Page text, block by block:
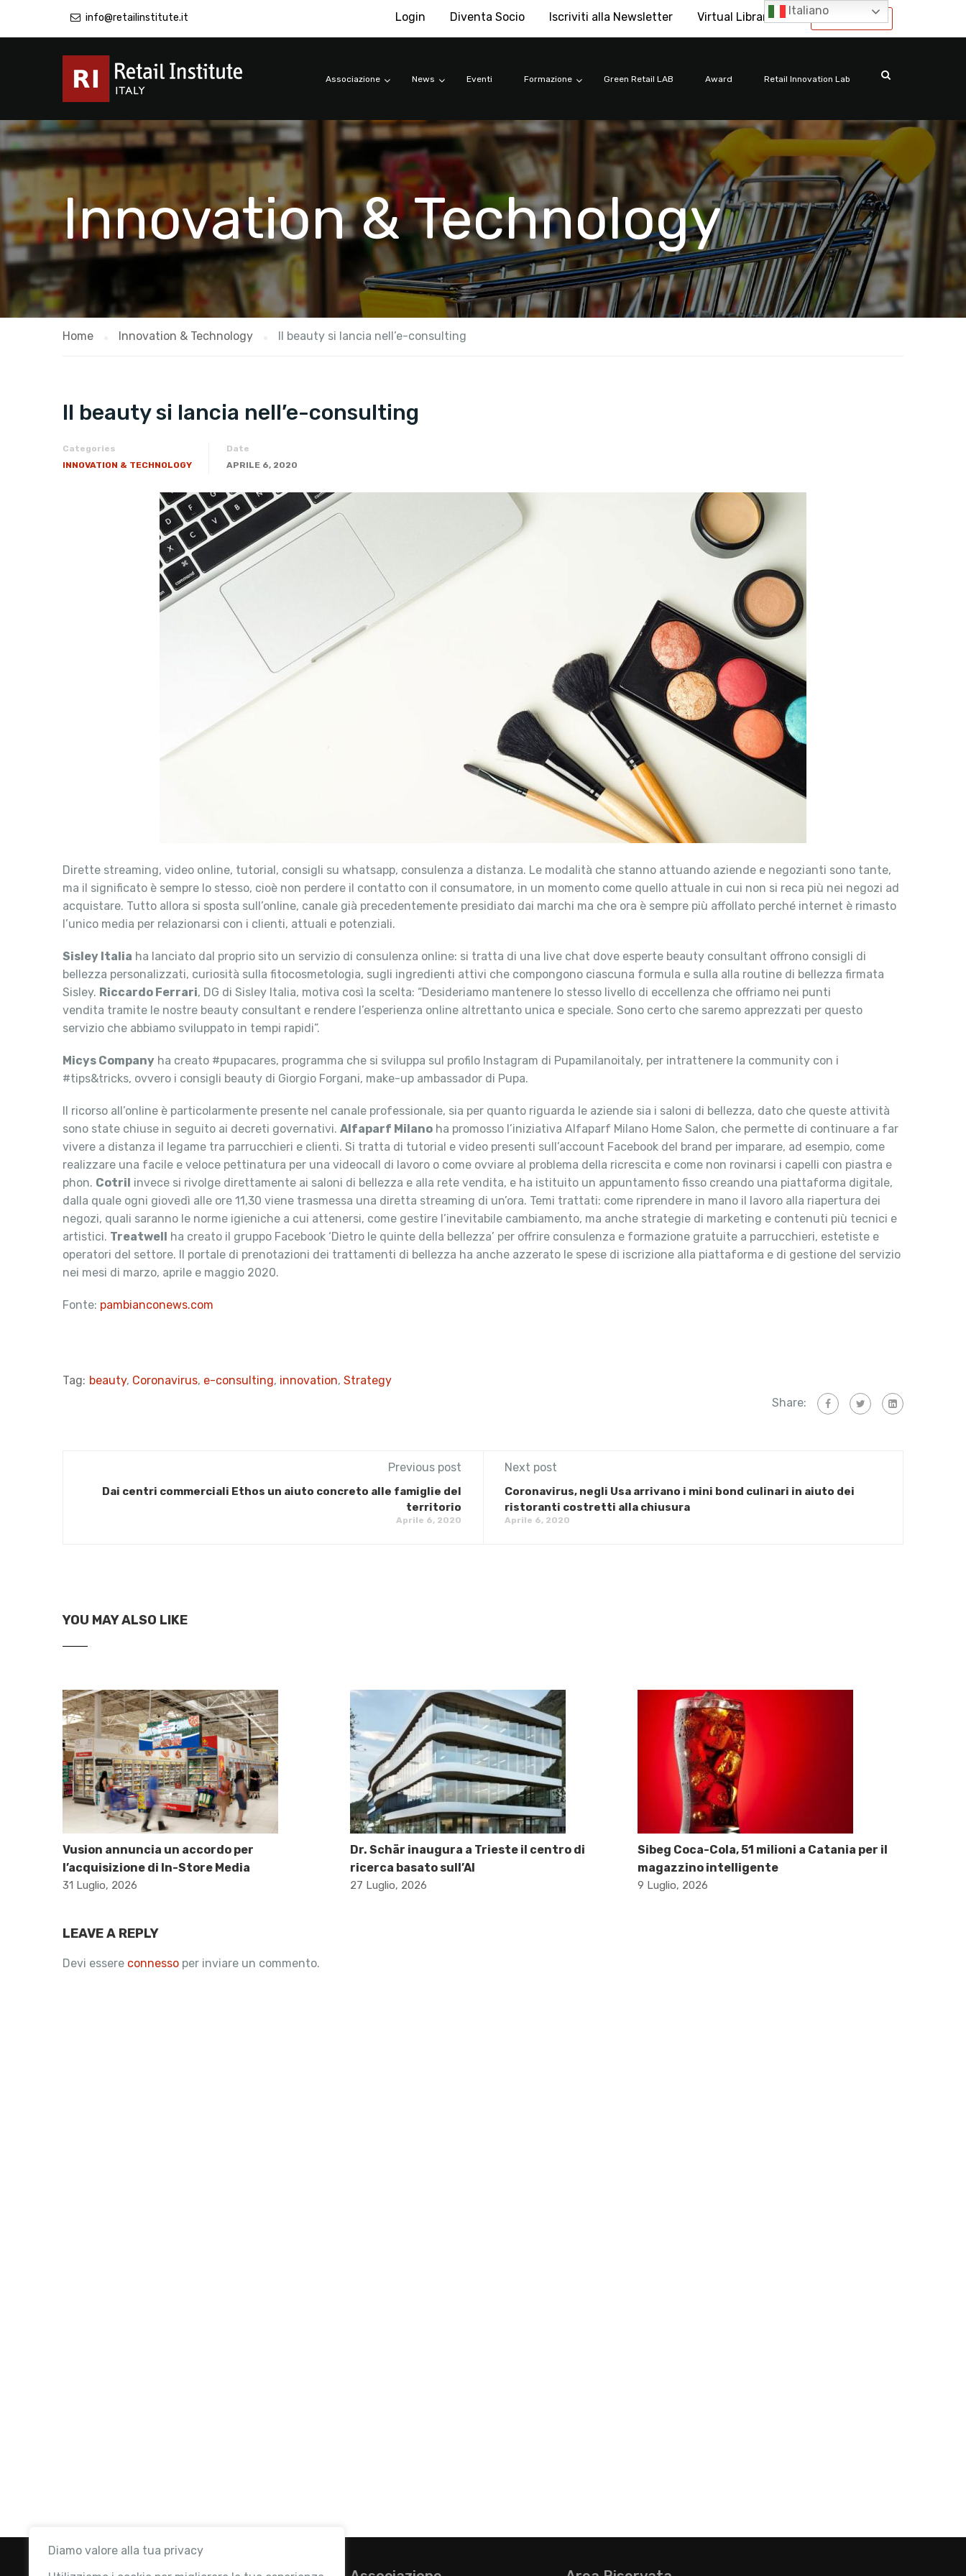
Diamo valore alla tua privacy
info@retailinstitute.it International
Login Diventa Socio Iscriviti alla Newsletter Virtual Library
Associazione News Eventi Formazione Green Retail LAB Award Retail Innovation Lab
Innovation & Technology
Home Innovation & Technology Il beauty si lancia nell’e-consulting
Il beauty si lancia nell’e-consulting
Categories
INNOVATION & TECHNOLOGY
Date
APRILE 6, 2020
Dirette streaming, video online, tutorial, consigli su whatsapp, consulenza a distanza. Le modalità che stanno attuando aziende e negozianti sono tante,
ma il significato è sempre lo stesso, cioè non perdere il contatto con il consumatore, in un momento come quello attuale in cui non si reca più nei negozi ad
acquistare. Tutto allora si sposta sull’online, canale già precedentemente presidiato dai marchi ma che ora è sempre più affollato perché internet è rimasto
l’unico media per relazionarsi con i clienti, attuali e potenziali.
Sisley Italia ha lanciato dal proprio sito un servizio di consulenza online: si tratta di una live chat dove esperte beauty consultant offrono consigli di
bellezza personalizzati, curiosità sulla fitocosmetologia, sugli ingredienti attivi che compongono ciascuna formula e sulla alla routine di bellezza firmata
Sisley. Riccardo Ferrari, DG di Sisley Italia, motiva così la scelta: “Desideriamo mantenere lo stesso livello di eccellenza che offriamo nei punti
vendita tramite le nostre beauty consultant e rendere l’esperienza online altrettanto unica e speciale. Sono certo che saremo apprezzati per questo
servizio che abbiamo sviluppato in tempi rapidi”.
Micys Company ha creato #pupacares, programma che si sviluppa sul profilo Instagram di Pupamilanoitaly, per intrattenere la community con i
#tips&tricks, ovvero i consigli beauty di Giorgio Forgani, make-up ambassador di Pupa.
Il ricorso all’online è particolarmente presente nel canale professionale, sia per quanto riguarda le aziende sia i saloni di bellezza, dato che queste attività
sono state chiuse in seguito ai decreti governativi. Alfaparf Milano ha promosso l’iniziativa Alfaparf Milano Home Salon, che permette di continuare a far
vivere a distanza il legame tra parrucchieri e clienti. Si tratta di tutorial e video presenti sull’account Facebook del brand per imparare, ad esempio, come
realizzare una facile e veloce pettinatura per una videocall di lavoro o come ovviare al problema della ricrescita e come non rovinarsi i capelli con piastra e
phon. Cotril invece si rivolge direttamente ai saloni di bellezza e alla rete vendita, e ha istituito un appuntamento fisso creando una piattaforma digitale,
dalla quale ogni giovedì alle ore 11,30 viene trasmessa una diretta streaming di un’ora. Temi trattati: come riprendere in mano il lavoro alla riapertura dei
negozi, quali saranno le norme igieniche a cui attenersi, come gestire l’inevitabile cambiamento, ma anche strategie di marketing e contenuti più tecnici e
artistici. Treatwell ha creato il gruppo Facebook ‘Dietro le quinte della bellezza’ per offrire consulenza e formazione gratuite a parrucchieri, estetiste e
operatori del settore. Il portale di prenotazioni dei trattamenti di bellezza ha anche azzerato le spese di iscrizione alla piattaforma e di gestione del servizio
nei mesi di marzo, aprile e maggio 2020.
Fonte: pambianconews.com
Tag: beauty, Coronavirus, e-consulting, innovation, Strategy
Share:
Previous post
Dai centri commerciali Ethos un aiuto concreto alle famiglie del
territorio
Aprile 6, 2020
Next post
Coronavirus, negli Usa arrivano i mini bond culinari in aiuto dei
ristoranti costretti alla chiusura
Aprile 6, 2020
YOU MAY ALSO LIKE
Vusion annuncia un accordo per
l’acquisizione di In-Store Media
31 Luglio, 2026
Dr. Schär inaugura a Trieste il centro di
ricerca basato sull’AI
27 Luglio, 2026
Sibeg Coca-Cola, 51 milioni a Catania per il
magazzino intelligente
9 Luglio, 2026
LEAVE A REPLY
Devi essere connesso per inviare un commento.
Italiano